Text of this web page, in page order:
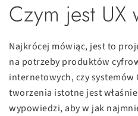
Czym jest UX
Najkrócej mówiąc, jest to
na potrzeby produktów
internetowych, czy systemów
tworzenia istotne jest
wypowiedzi, aby w jak